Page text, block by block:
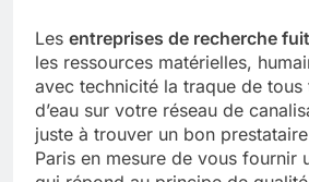
Les entreprises de recherche
les ressources matérielles,
avec technicité la traque de
d’eau sur votre réseau de
juste à trouver un bon
Paris en mesure de vous fournir